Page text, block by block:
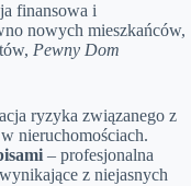
finansowa i
nowych mieszkańców,
Pewny Dom
ryzyka związanego z
nieruchomościach.
– profesjonalna
z niejasnych